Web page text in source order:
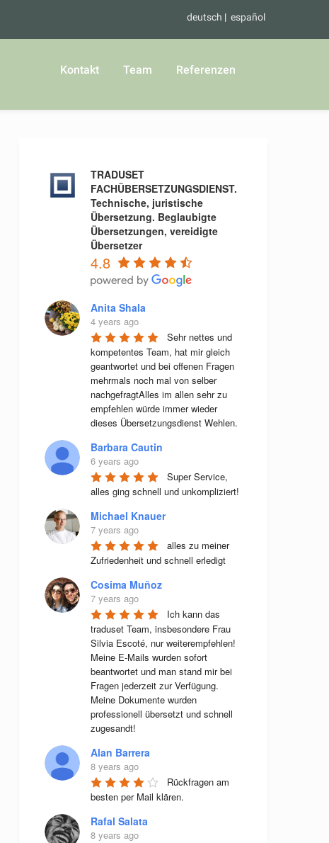
deutsch español
Kontakt Team Referenzen
TRADUSET
FACHÜBERSETZUNGSDIENST.
Technische, juristische
Übersetzung. Beglaubigte
Übersetzungen, vereidigte
Übersetzer
4.8
Anita Shala
4 years ago
Sehr nettes und
kompetentes Team, hat mir gleich
geantwortet und bei offenen Fragen
mehrmals noch mal von selber
nachgefragtAlles im allen sehr zu
empfehlen würde immer wieder
dieses Übersetzungsdienst Wehlen.
Barbara Cautin
6 years ago
Super Service,
alles ging schnell und unkompliziert!
Michael Knauer
7 years ago
alles zu meiner
Zufriedenheit und schnell erledigt
Cosima Muñoz
7 years ago
Ich kann das
traduset Team, insbesondere Frau
Silvia Escoté, nur weiterempfehlen!
Meine E-Mails wurden sofort
beantwortet und man stand mir bei
Fragen jederzeit zur Verfügung.
Meine Dokumente wurden
professionell übersetzt und schnell
zugesandt!
Alan Barrera
8 years ago
Rückfragen am
besten per Mail klären.
Rafal Salata
8 years ago